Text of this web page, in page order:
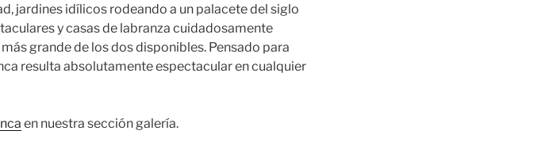
jardines idílicos rodeando a un palacete del siglo
y casas de labranza cuidadosamente
grande de los dos disponibles. Pensado para
resulta absolutamente espectacular en cualquier
en nuestra sección galería.